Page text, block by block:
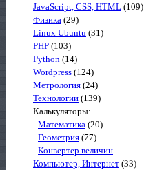
JavaScript, CSS, HTML (109)
Физика (29)
Linux Ubuntu (31)
PHP (103)
Python (14)
Wordpress (124)
Метрология (24)
Технологии (139)
Калькуляторы:
- Математика (20)
- Геометрия (77)
- Конвертер величин
Компьютер, Интернет (33)